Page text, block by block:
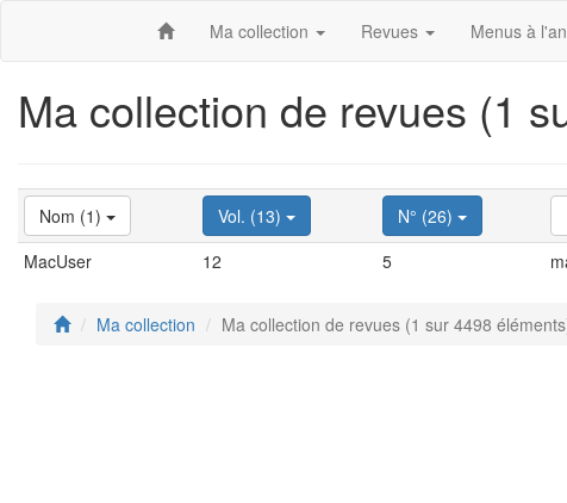
Ma collection Revues Menus à
Ma collection de revues (1
Nom (1) Vol. (13) N° (26)
MacUser
12 5
Ma collection Ma collection de revues (1 sur 4498